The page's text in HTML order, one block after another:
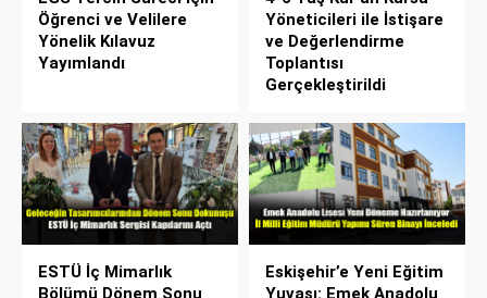
Öğrenci ve Velilere
Yönelik Kılavuz
Yayımlandı
Yöneticileri ile İstişare
ve Değerlendirme
Toplantısı
Gerçekleştirildi
ESTÜ İç Mimarlık
Bölümü Dönem Sonu
Eskişehir’e Yeni Eğitim
Yuvası: Emek Anadolu